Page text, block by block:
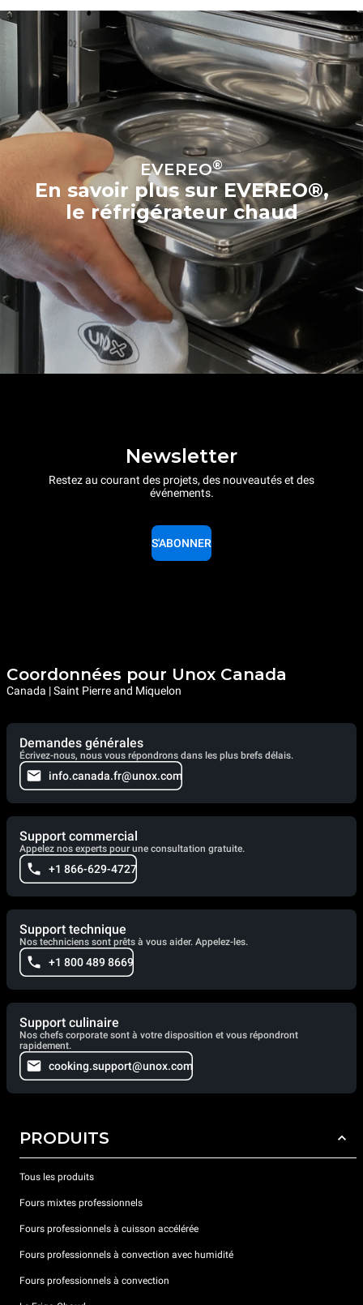
EVEREO®
En savoir plus sur EVEREO®,
le réfrigérateur chaud
Newsletter
Restez au courant des projets, des nouveautés et des
événements.
S'ABONNER
Coordonnées pour Unox Canada
Canada | Saint Pierre and Miquelon
Demandes générales
Écrivez-nous, nous vous répondrons dans les plus brefs délais.
info.canada.fr@unox.com
Support commercial
Appelez nos experts pour une consultation gratuite.
+1 866-629-4727
Support technique
Nos techniciens sont prêts à vous aider. Appelez-les.
+1 800 489 8669
Support culinaire
Nos chefs corporate sont à votre disposition et vous répondront
rapidement.
cooking.support@unox.com
PRODUITS
Tous les produits
Fours mixtes professionnels
Fours professionnels à cuisson accélérée
Fours professionnels à convection avec humidité
Fours professionnels à convection